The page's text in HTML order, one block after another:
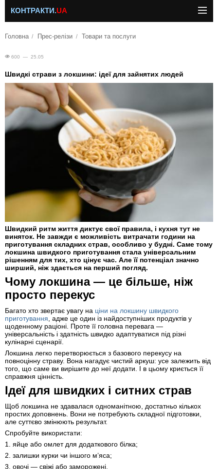
КОНТРАКТИ.UA
Головна Прес-релізи Товари та послуги
600 — 25.05
Швидкі страви з локшини: ідеї для зайнятих людей
Швидкий ритм життя диктує свої правила, і кухня тут не
виняток. Не завжди є можливість витрачати години на
приготування складних страв, особливо у будні. Саме тому
локшина швидкого приготування стала універсальним
рішенням для тих, хто цінує час. Але її потенціал значно
ширший, ніж здається на перший погляд.
Чому локшина — це більше, ніж
просто перекус
Багато хто звертає увагу на ціни на локшину швидкого
приготування, адже це один із найдоступніших продуктів у
щоденному раціоні. Проте її головна перевага —
універсальність і здатність швидко адаптуватися під різні
кулінарні сценарії.
Локшина легко перетворюється з базового перекусу на
повноцінну страву. Вона нагадує чистий аркуш: усе залежить від
того, що саме ви вирішите до неї додати. І в цьому криється її
справжня цінність.
Ідеї для швидких і ситних страв
Щоб локшина не здавалася одноманітною, достатньо кількох
простих доповнень. Вони не потребують складної підготовки,
але суттєво змінюють результат.
Спробуйте використати:
1. яйце або омлет для додаткового білка;
2. залишки курки чи іншого м’яса;
3. овочі — свіжі або заморожені.